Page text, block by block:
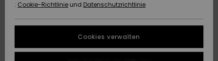
Highlights
Highlights
Starten Sie eine
Unterhaltung,
NACHHALTIGKEIT
: Cookie-Richtlinie und Datenschutzrichtlinie
Cookies verwalten